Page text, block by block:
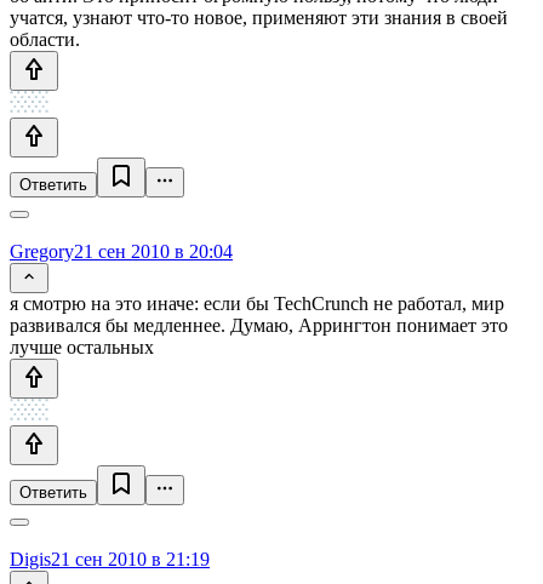
учатся, узнают что-то новое, применяют эти знания в своей
области.
Ответить
Gregory21 сен 2010 в 20:04
я смотрю на это иначе: если бы TechCrunch не работал, мир
развивался бы медленнее. Думаю, Аррингтон понимает это
лучше остальных
Ответить
Digis21 сен 2010 в 21:19